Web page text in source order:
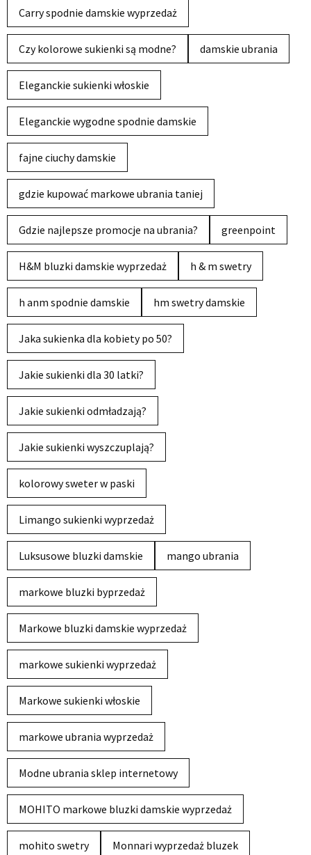
Carry spodnie damskie wyprzedaż
Czy kolorowe sukienki są modne? damskie ubrania
Eleganckie sukienki włoskie
Eleganckie wygodne spodnie damskie
fajne ciuchy damskie
gdzie kupować markowe ubrania taniej
Gdzie najlepsze promocje na ubrania? greenpoint
H&M bluzki damskie wyprzedaż h & m swetry
h anm spodnie damskie hm swetry damskie
Jaka sukienka dla kobiety po 50?
Jakie sukienki dla 30 latki?
Jakie sukienki odmładzają?
Jakie sukienki wyszczuplają?
kolorowy sweter w paski
Limango sukienki wyprzedaż
Luksusowe bluzki damskie mango ubrania
markowe bluzki byprzedaż
Markowe bluzki damskie wyprzedaż
markowe sukienki wyprzedaż
Markowe sukienki włoskie
markowe ubrania wyprzedaż
Modne ubrania sklep internetowy
MOHITO markowe bluzki damskie wyprzedaż
mohito swetry Monnari wyprzedaż bluzek